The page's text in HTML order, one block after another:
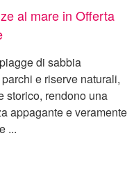
al mare in Offerta
di sabbia
e riserve naturali,
storico, rendono una
appagante e veramente
...